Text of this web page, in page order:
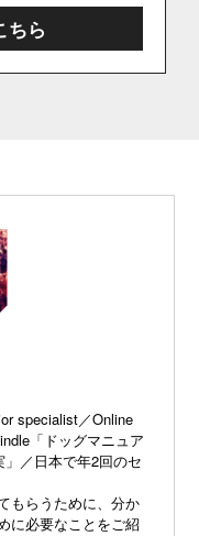
ちら
specialist／Online
「ドッグマニュア
」／日本で年2回のセ
もらうために、分か
に必要なことをご紹